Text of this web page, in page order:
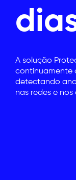
A solução
continuamente
detectando
nas redes e